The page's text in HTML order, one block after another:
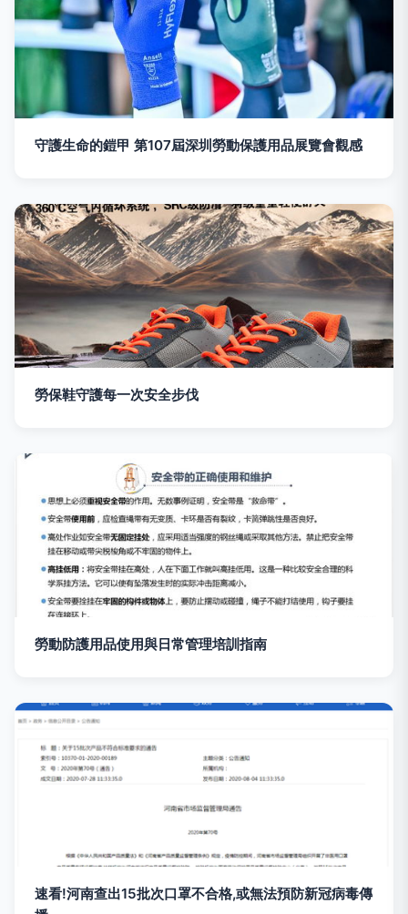
守護生命的鎧甲 第107屆深圳勞動保護用品展覽會觀感
勞保鞋守護每一次安全步伐
勞動防護用品使用與日常管理培訓指南
速看!河南查出15批次口罩不合格,或無法預防新冠病毒傳